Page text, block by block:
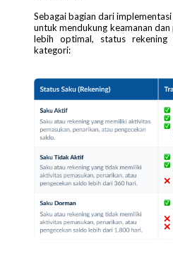
Sebagai bagian dari
untuk mendukung keamanan
lebih optimal, status
kategori: